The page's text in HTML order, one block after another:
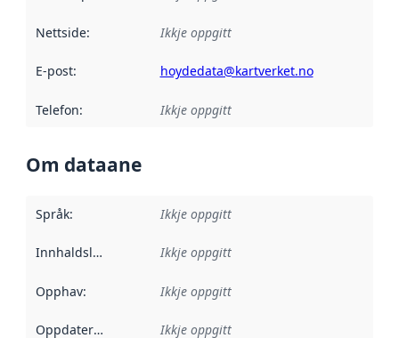
Nettside: Ikkje oppgitt
E-post: hoydedata@kartverket.no
Telefon: Ikkje oppgitt
Om dataane
Språk: Ikkje oppgitt
Innhaldsleverandørar :
Ikkje oppgitt
Opphav: Ikkje oppgitt
Oppdateringsfrekvens :
Ikkje oppgitt